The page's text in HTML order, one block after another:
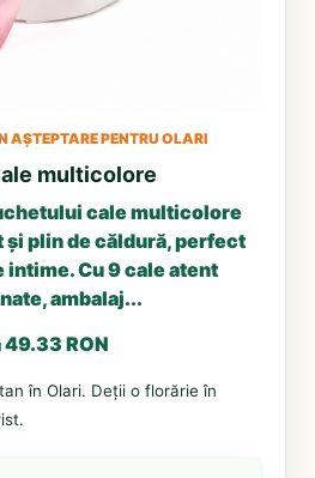
AȘTEPTARE PENTRU OLARI
multicolore
cale multicolore
și plin de căldură, perfect
Cu 9 cale atent
ambalaj...
49.33 RON
în Olari. Deții o florărie în